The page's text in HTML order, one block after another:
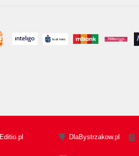
Editio.pl DlaBystrzakow.pl